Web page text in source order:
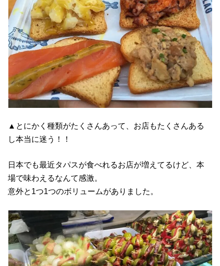
▲とにかく種類がたくさんあって、お店もたくさんある
し本当に迷う！！
日本でも最近タパスが食べれるお店が増えてるけど、本
場で味わえるなんて感激。
意外と1つ1つのボリュームがありました。